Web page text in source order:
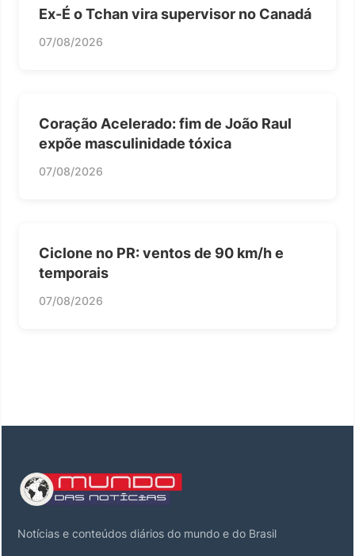
Ex-É o Tchan vira supervisor no Canadá
07/08/2026
Coração Acelerado: fim de João Raul
expõe masculinidade tóxica
07/08/2026
Ciclone no PR: ventos de 90 km/h e
temporais
07/08/2026
Notícias e conteúdos diários do mundo e do Brasil